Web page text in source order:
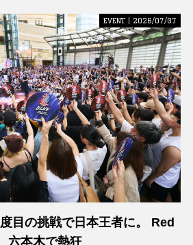
EVENT | 2026/07/07
目の挑戦で日本王者に。 Red
六本木で熱狂